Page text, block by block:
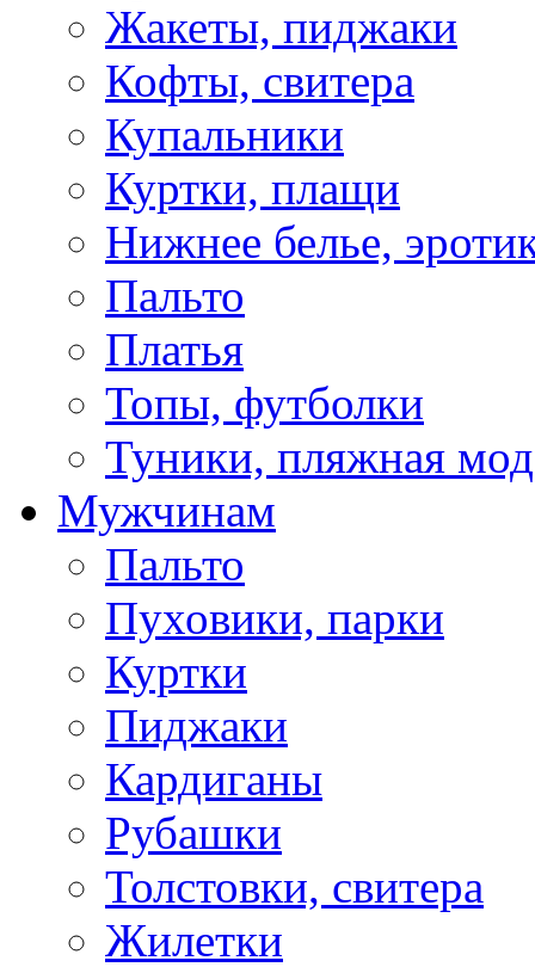
Жакеты, пиджаки
Кофты, свитера
Купальники
Куртки, плащи
Нижнее белье,
Пальто
Платья
Топы, футболки
Туники, пляжная
Мужчинам
Пальто
Пуховики, парки
Куртки
Пиджаки
Кардиганы
Рубашки
Толстовки, свитера
Жилетки